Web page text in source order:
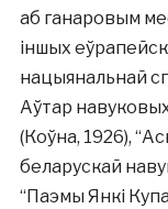
аб ганаровым
іншых
нацыянальнай
Аўтар
(Коўна, 1926),
беларускай
“Паэмы Янкі